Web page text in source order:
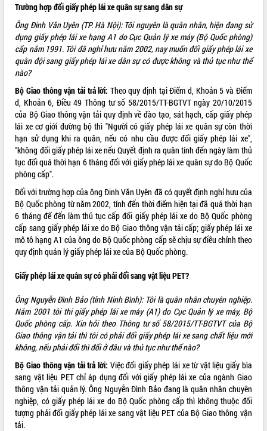
THỐNG KÊ TRUY CẬP
Hôm nay: 31438
Tất cả:
Trường hợp đổi giấy phép lái xe quân sự sang dân sự
Ông Đinh Văn Uyên (TP. Hà Nội): Tôi nguyên là quân nhân, hiện đang sử
dụng giấy phép lái xe hạng A1 do Cục Quản lý xe máy (Bộ Quốc phòng)
cấp năm 1991. Tôi đã nghỉ hưu năm 2002, nay muốn đổi giấy phép lái xe
quân đội sang giấy phép lái xe dân sự có được không và thủ tục như thế
nào?
Bộ Giao thông vận tải trả lời: Theo quy định tại Điểm d, Khoản 5 và Điểm
d, Khoản 6, Điều 49 Thông tư số 58/2015/TT-BGTVT ngày 20/10/2015
của Bộ Giao thông vận tải quy định về đào tạo, sát hạch, cấp giấy phép
lái xe cơ giới đường bộ thì "Người có giấy phép lái xe quân sự còn thời
hạn sử dụng khi ra quân, nếu có nhu cầu được đổi giấy phép lái xe",
"không đổi giấy phép lái xe nếu Quyết định ra quân tính đến ngày làm thủ
tục đổi quá thời hạn 6 tháng đối với giấy phép lái xe quân sự do Bộ Quốc
phòng cấp".
Đối với trường hợp của ông Đinh Văn Uyên đã có quyết định nghỉ hưu của
Bộ Quốc phòng từ năm 2002, tính đến thời điểm hiện tại đã quá thời hạn
6 tháng để đến làm thủ tục cấp đổi giấy phép lái xe do Bộ Quốc phòng
cấp sang giấy phép lái xe do Bộ Giao thông vận tải cấp; giấy phép lái xe
mô tô hạng A1 của ông do Bộ Quốc phòng cấp sẽ chịu sự điều chỉnh theo
quy định quản lý giấy phép lái xe của Bộ Quốc phòng.
Giấy phép lái xe quân sự có phải đổi sang vật liệu PET?
Ông Nguyễn Đình Bảo (tỉnh Ninh Bình): Tôi là quân nhân chuyên nghiệp.
Năm 2001 tôi thi giấy phép lái xe máy (A1) do Cục Quản lý xe máy, Bộ
Quốc phòng cấp. Xin hỏi theo Thông tư số 58/2015/TT-BGTVT của Bộ
Giao thông vận tải thì tôi có phải đổi giấy phép lái xe sang chất liệu mới
không, nếu phải đổi thì đổi ở đâu và thủ tục như thế nào?
Bộ Giao thông vận tải trả lời: Việc đổi giấy phép lái xe từ vật liệu giấy bìa
sang vật liệu PET chỉ áp dụng đối với giấy phép lái xe của ngành Giao
thông vận tải quản lý. Ông Nguyễn Đình Bảo đang là quân nhân chuyên
nghiệp, có giấy phép lái xe do Bộ Quốc phòng cấp thì không thuộc đối
tượng phải đổi giấy phép lái xe sang vật liệu PET của Bộ Giao thông vận
tải.